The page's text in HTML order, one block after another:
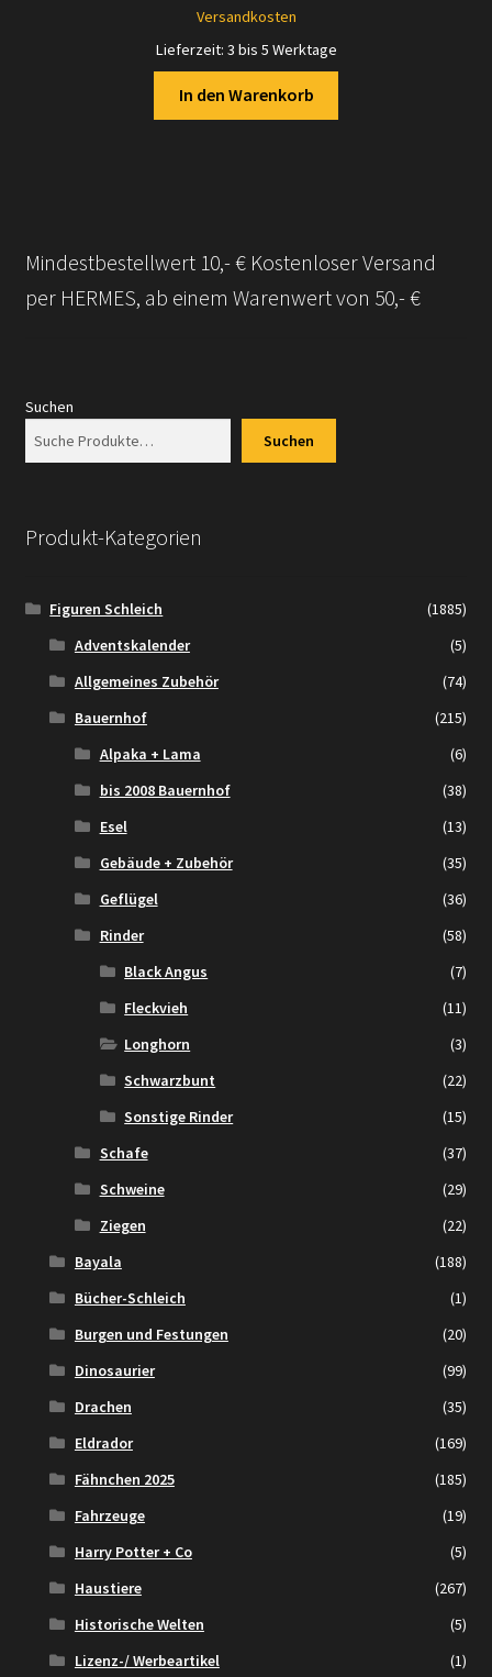
Versandkosten
Lieferzeit: 3 bis 5 Werktage
In den Warenkorb
Mindestbestellwert 10,- € Kostenloser Versand
per HERMES, ab einem Warenwert von 50,- €
Suchen
Suchen
Produkt-Kategorien
Figuren Schleich
(1885)
Adventskalender
(5)
Allgemeines Zubehör
(74)
Bauernhof
(215)
Alpaka + Lama
(6)
bis 2008 Bauernhof
(38)
Esel
(13)
Gebäude + Zubehör
(35)
Geflügel
(36)
Rinder
(58)
Black Angus
(7)
Fleckvieh
(11)
Longhorn
(3)
Schwarzbunt
(22)
Sonstige Rinder
(15)
Schafe
(37)
Schweine
(29)
Ziegen
(22)
Bayala
(188)
Bücher-Schleich
(1)
Burgen und Festungen
(20)
Dinosaurier
(99)
Drachen
(35)
Eldrador
(169)
Fähnchen 2025
(185)
Fahrzeuge
(19)
Harry Potter + Co
(5)
Haustiere
(267)
Historische Welten
(5)
Lizenz-/ Werbeartikel
(1)